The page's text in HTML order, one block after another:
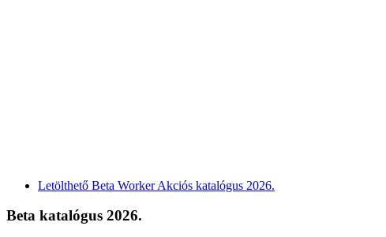
Letölthető Beta Worker Akciós katalógus 2026.
Beta katalógus 2026.